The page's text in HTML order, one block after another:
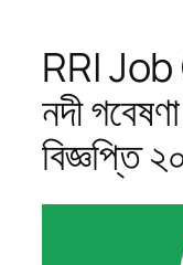
RRI
নদী
বিজ্ঞপ্তি